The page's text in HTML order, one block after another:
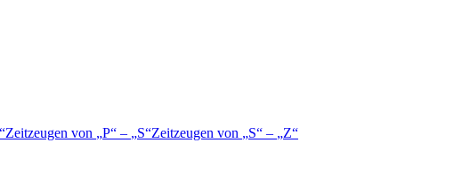
Zeitzeugen von P – S Zeitzeugen von S –
Z